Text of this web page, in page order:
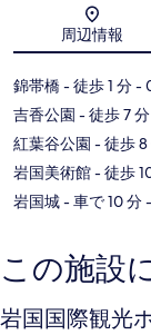
周辺情報
錦帯橋- 徒歩 1 分-
吉香公園 - 徒歩 7 分
紅葉谷公園 - 徒歩 8
岩国美術館- 徒歩
岩国城- 車で 10 分
この施設
岩国国際観光